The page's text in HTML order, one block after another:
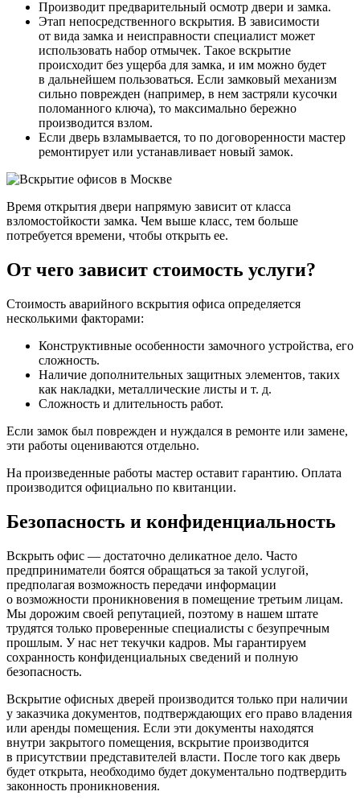
Производит предварительный осмотр двери и замка.
Этап непосредственного вскрытия. В зависимости
от вида замка и неисправности специалист может
использовать набор отмычек. Такое вскрытие
происходит без ущерба для замка, и им можно будет
в дальнейшем пользоваться. Если замковый механизм
сильно поврежден (например, в нем застряли кусочки
поломанного ключа), то максимально бережно
производится взлом.
Если дверь взламывается, то по договоренности мастер
ремонтирует или устанавливает новый замок.
Время открытия двери напрямую зависит от класса
взломостойкости замка. Чем выше класс, тем больше
потребуется времени, чтобы открыть ее.
От чего зависит стоимость услуги?
Стоимость аварийного вскрытия офиса определяется
несколькими факторами:
Конструктивные особенности замочного устройства, его
сложность.
Наличие дополнительных защитных элементов, таких
как накладки, металлические листы и т. д.
Сложность и длительность работ.
Если замок был поврежден и нуждался в ремонте или замене,
эти работы оцениваются отдельно.
На произведенные работы мастер оставит гарантию. Оплата
производится официально по квитанции.
Безопасность и конфиденциальность
Вскрыть офис — достаточно деликатное дело. Часто
предприниматели боятся обращаться за такой услугой,
предполагая возможность передачи информации
о возможности проникновения в помещение третьим лицам.
Мы дорожим своей репутацией, поэтому в нашем штате
трудятся только проверенные специалисты с безупречным
прошлым. У нас нет текучки кадров. Мы гарантируем
сохранность конфиденциальных сведений и полную
безопасность.
Вскрытие офисных дверей производится только при наличии
у заказчика документов, подтверждающих его право владения
или аренды помещения. Если эти документы находятся
внутри закрытого помещения, вскрытие производится
в присутствии представителей власти. После того как дверь
будет открыта, необходимо будет документально подтвердить
законность проникновения.